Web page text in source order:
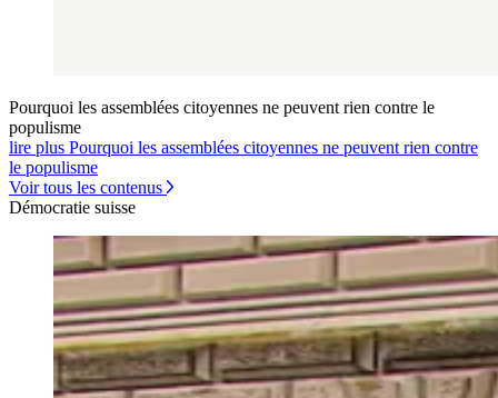
Pourquoi les assemblées citoyennes ne peuvent rien contre le
populisme
lire plus Pourquoi les assemblées citoyennes ne peuvent rien contre
le populisme
Voir tous les contenus
Démocratie suisse